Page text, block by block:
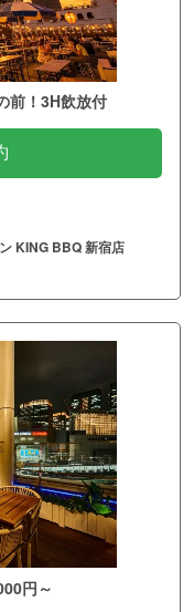
前！3H飲放付
KING BBQ 新宿店
円～